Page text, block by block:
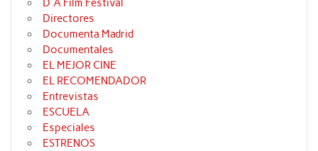
Directores
Documenta Madrid
Documentales
EL MEJOR CINE
EL RECOMENDADOR
Entrevistas
ESCUELA
Especiales
ESTRENOS